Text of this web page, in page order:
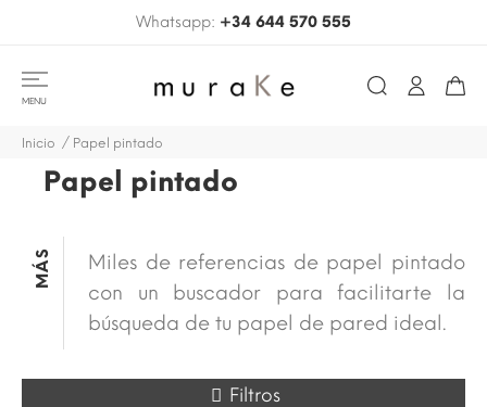
Whatsapp: +34 644 570 555
MENU
Inicio Papel pintado
Papel pintado
MÁS
Miles de referencias de papel pintado
con un buscador para facilitarte la
búsqueda de tu papel de pared ideal.
Filtros